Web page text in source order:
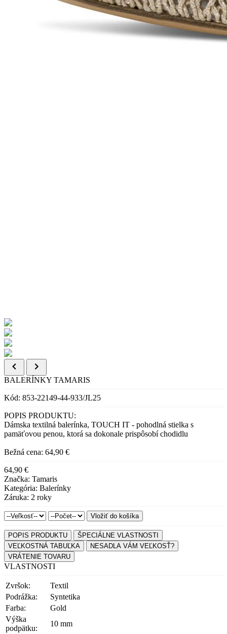
BALERÍNKY TAMARIS
Kód: 853-22149-44-933/JL25
POPIS PRODUKTU:
Dámska textilná balerínka, TOUCH IT - pohodlná stielka s
pamäťovou penou, ktorá sa dokonale prispôsobí chodidlu
Bežná cena: 64,90 €
64,90 €
Značka: Tamaris
Kategória: Balerínky
Záruka: 2 roky
Vložiť do košíka
POPIS PRODUKTU
ŠPECIÁLNE VLASTNOSTI
VEĽKOSTNÁ TABUĽKA
NESADLA VÁM VEĽKOSŤ?
VRÁTENIE TOVARU
VLASTNOSTI
Zvršok:
Textil
Podrážka:
Syntetika
Farba:
Gold
Výška
podpätku:
10 mm